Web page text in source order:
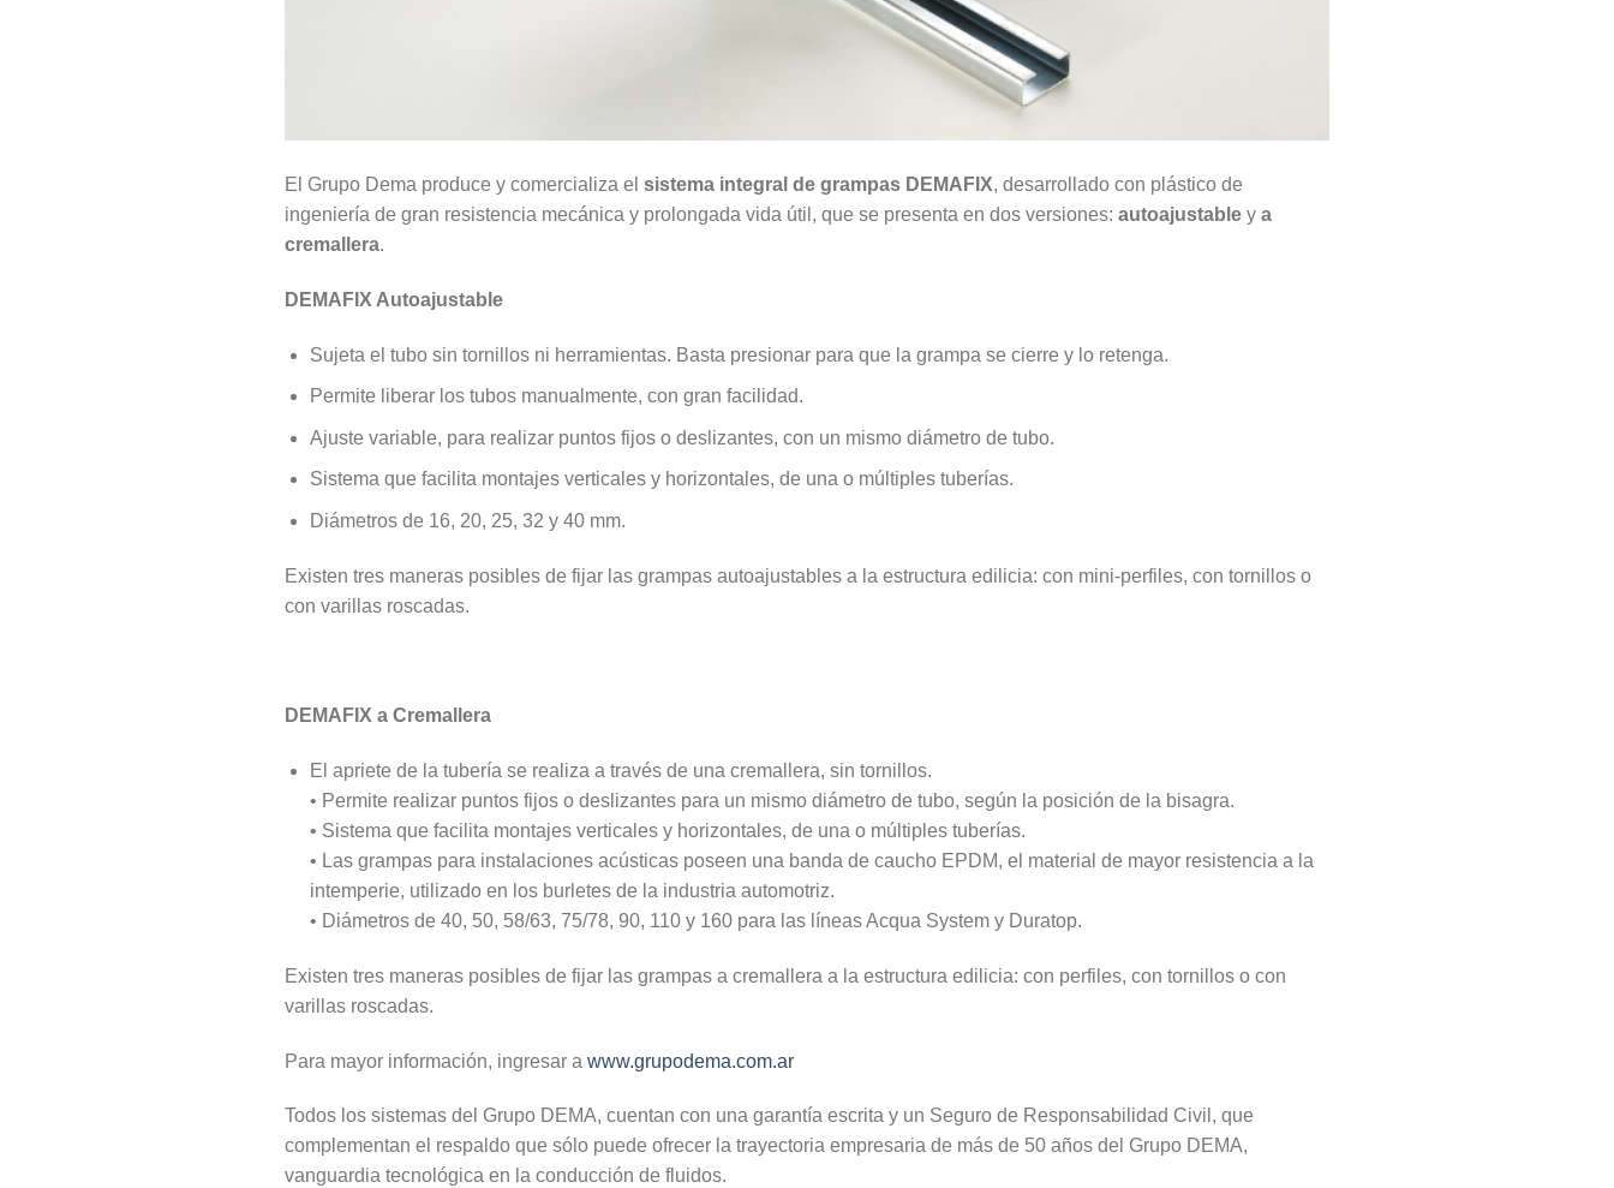
El Grupo Dema produce y comercializa el sistema integral de grampas DEMAFIX, desarrollado con plástico de
ingeniería de gran resistencia mecánica y prolongada vida útil, que se presenta en dos versiones: autoajustable y a
cremallera.
DEMAFIX Autoajustable
Sujeta el tubo sin tornillos ni herramientas. Basta presionar para que la grampa se cierre y lo retenga.
Permite liberar los tubos manualmente, con gran facilidad.
Ajuste variable, para realizar puntos fijos o deslizantes, con un mismo diámetro de tubo.
Sistema que facilita montajes verticales y horizontales, de una o múltiples tuberías.
Diámetros de 16, 20, 25, 32 y 40 mm.
Existen tres maneras posibles de fijar las grampas autoajustables a la estructura edilicia: con mini-perfiles, con tornillos o
con varillas roscadas.
DEMAFIX a Cremallera
El apriete de la tubería se realiza a través de una cremallera, sin tornillos.
• Permite realizar puntos fijos o deslizantes para un mismo diámetro de tubo, según la posición de la bisagra.
• Sistema que facilita montajes verticales y horizontales, de una o múltiples tuberías.
• Las grampas para instalaciones acústicas poseen una banda de caucho EPDM, el material de mayor resistencia a la
intemperie, utilizado en los burletes de la industria automotriz.
• Diámetros de 40, 50, 58/63, 75/78, 90, 110 y 160 para las líneas Acqua System y Duratop.
Existen tres maneras posibles de fijar las grampas a cremallera a la estructura edilicia: con perfiles, con tornillos o con
varillas roscadas.
Para mayor información, ingresar a www.grupodema.com.ar
Todos los sistemas del Grupo DEMA, cuentan con una garantía escrita y un Seguro de Responsabilidad Civil, que
complementan el respaldo que sólo puede ofrecer la trayectoria empresaria de más de 50 años del Grupo DEMA,
vanguardia tecnológica en la conducción de fluidos.